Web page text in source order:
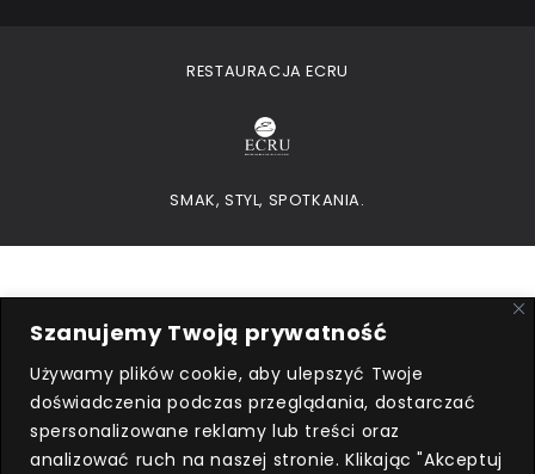
Szanujemy Twoją prywatność
Używamy plików cookie, aby ulepszyć Twoje
doświadczenia podczas przeglądania, dostarczać
spersonalizowane reklamy lub treści oraz
analizować ruch na naszej stronie. Klikając "Akceptuj
RESTAURACJA ECRU
SMAK, STYL, SPOTKANIA.
Przedsiębiorca uzyskał subwencję
finansową w ramach programu